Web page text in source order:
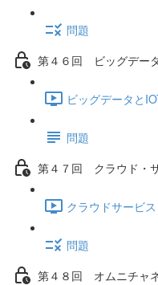
問題
第４６回 ビッグデー
ビッグデータと
問題
第４７回 クラウド・
クラウドサービ
問題
第４８回 オムニチャ